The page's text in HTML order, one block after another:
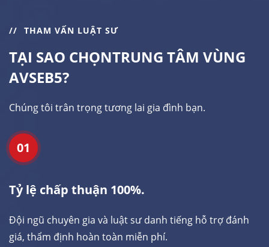
THAM VẤN LUẬT SƯ
TẠI SAO CHỌNTRUNG TÂM VÙNG
AVSEB5?
Chúng tôi trân trọng tương lai gia đình bạn.
01
Tỷ lệ chấp thuận 100%.
Đội ngũ chuyên gia và luật sư danh tiếng hỗ trợ đánh
giá, thẩm định hoàn toàn miễn phí.